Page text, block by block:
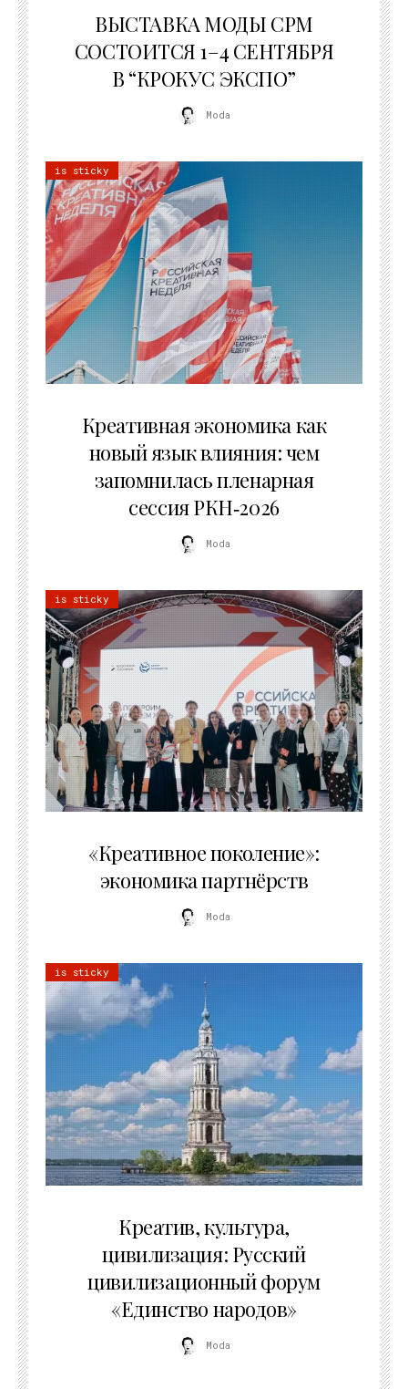
ВЫСТАВКА МОДЫ CPM
СОСТОИТСЯ 1–4 СЕНТЯБРЯ
В “КРОКУС ЭКСПО”
Moda
is sticky
Креативная экономика как
новый язык влияния: чем
запомнилась пленарная
сессия РКН‑2026
Moda
is sticky
«Креативное поколение»:
экономика партнёрств
Moda
is sticky
Креатив, культура,
цивилизация: Русский
цивилизационный форум
«Единство народов»
Moda